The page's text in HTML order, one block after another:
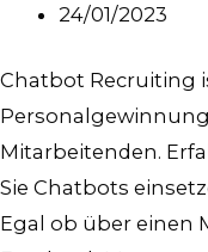
24/01/2023
Chatbot Recruiting
Mitarbeitenden.
Sie Chatbots
Egal ob über einen